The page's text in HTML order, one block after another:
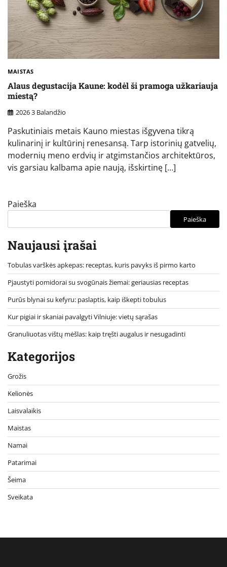
MAISTAS
Alaus degustacija Kaune: kodėl ši pramoga užkariauja
miestą?
2026 3 Balandžio
Paskutiniais metais Kauno miestas išgyvena tikrą
kulinarinį ir kultūrinį renesansą. Tarp istorinių gatvelių,
modernių meno erdvių ir atgimstančios architektūros,
vis garsiau kalbama apie naują, išskirtinę […]
Paieška
Paieška
Naujausi įrašai
Tobulas varškės apkepas: receptas, kuris pavyks iš pirmo karto
Pjaustyti pomidorai su svogūnais žiemai: geriausias receptas
Purūs blynai su kefyru: paslaptis, kaip iškepti tobulus
Kur pigiai ir skaniai pavalgyti Vilniuje: vietų sąrašas
Granuliuotas vištų mėšlas: kaip tręšti augalus ir nesugadinti
Kategorijos
Grožis
Kelionės
Laisvalaikis
Maistas
Namai
Patarimai
Šeima
Sveikata